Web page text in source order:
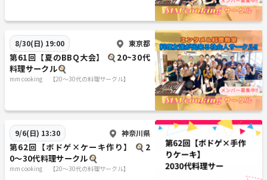
8/30(日) 19:00 東京都
第61回【夏のBBQ大会】 🍳20~30代
料理サークル🍳
mm cooking 【20～30代の料理サークル】
9/6(日) 13:30 神奈川県
第62回【ボドゲ×ケーキ作り】 🍳2
0〜30代料理サークル🍳
mm cooking 【20～30代の料理サークル】